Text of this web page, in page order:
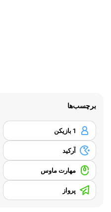
برچسب‌ها
1 بازیکن
آرکید
مهارت ماوس
پرواز